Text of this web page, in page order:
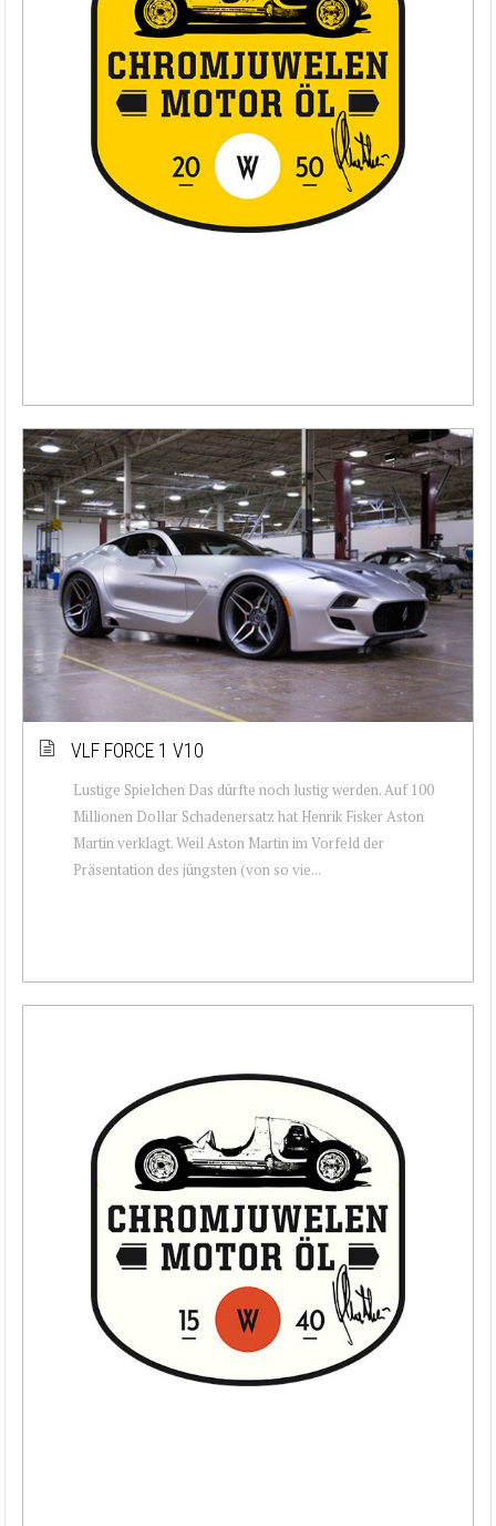
VLF FORCE 1 V10
Lustige Spielchen Das dürfte noch lustig werden. Auf 100
Millionen Dollar Schadenersatz hat Henrik Fisker Aston
Martin verklagt. Weil Aston Martin im Vorfeld der
Präsentation des jüngsten (von so vie...